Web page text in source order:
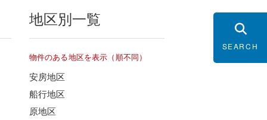
SEARCH
地区別一覧
物件のある地区を表示（順不同）
安房地区
船行地区
原地区